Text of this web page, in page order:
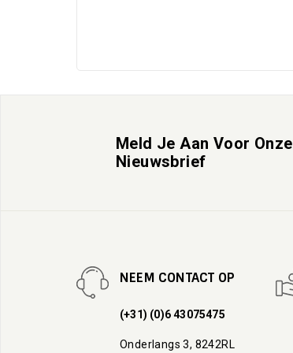
Meld Je Aan Voor Onze
Nieuwsbrief
NEEM CONTACT OP
(+31) (0)6 43075475
Onderlangs 3, 8242RL